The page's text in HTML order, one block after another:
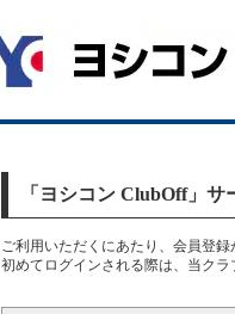
「ヨシコン ClubOff」
ご利用いただくにあたり、会員登録
初めてログインされる際は、当ク